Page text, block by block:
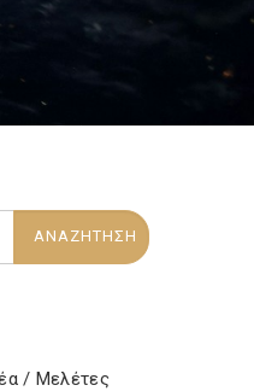
/ Μελέτες